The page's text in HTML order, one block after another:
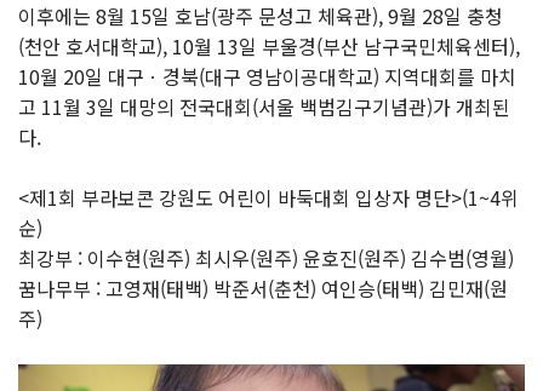
이후에는 8월 15일 호남(광주 문성고 체육관), 9월 28일 충청
(천안 호서대학교), 10월 13일 부울경(부산 남구국민체육센터),
10월 20일 대구ㆍ경북(대구 영남이공대학교) 지역대회를 마치
고 11월 3일 대망의 전국대회(서울 백범김구기념관)가 개최된
다.
<제1회 부라보콘 강원도 어린이 바둑대회 입상자 명단>(1~4위
순)
최강부 : 이수현(원주) 최시우(원주) 윤호진(원주) 김수범(영월)
꿈나무부 : 고영재(태백) 박준서(춘천) 여인승(태백) 김민재(원
주)